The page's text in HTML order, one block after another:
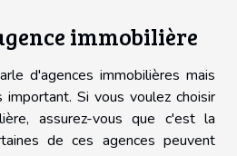
immobilière
d'agences immobilières mais
Si vous voulez choisir
assurez-vous que c'est la
de ces agences peuvent